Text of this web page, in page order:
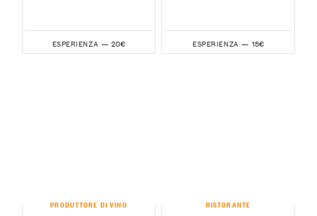
ESPERIENZA — 20€ ESPERIENZA — 15€
PRODUTTORE DI VINO RISTORANTE